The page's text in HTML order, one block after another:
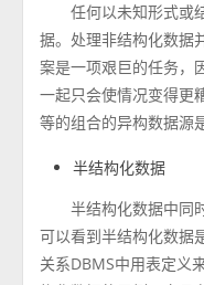
任何以未知形式或
据。处理非结构化数据
案是一项艰巨的任务，
一起只会使情况变得更
等的组合的异构数据源
半结构化数据
半结构化数据中同
可以看到半结构化数据
关系DBMS中用表定义